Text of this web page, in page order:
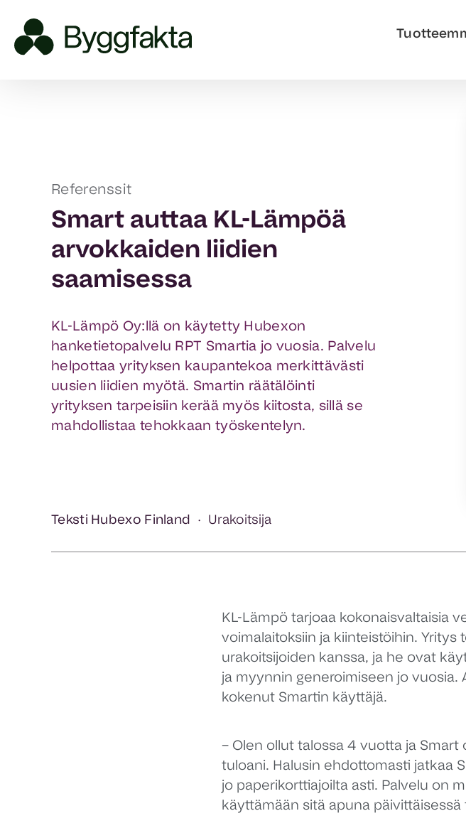
Referenssit
Smart auttaa KL-Lämpöä
arvokkaiden liidien
saamisessa
KL-Lämpö Oy:llä on käytetty Hubexon
hanketietopalvelu RPT Smartia jo vuosia. Palvelu
helpottaa yrityksen kaupantekoa merkittävästi
uusien liidien myötä. Smartin räätälöinti
yrityksen tarpeisiin kerää myös kiitosta, sillä se
mahdollistaa tehokkaan työskentelyn.
Teksti Hubexo Finland Urakoitsija
KL-Lämpö tarjoaa kokonaisvaltaisia
voimalaitoksiin ja kiinteistöihin. Yritys
urakoitsijoiden kanssa, ja he ovat
ja myynnin generoimiseen jo vuosia.
kokenut Smartin käyttäjä.
– Olen ollut talossa 4 vuotta ja
tuloani. Halusin ehdottomasti jatkaa
jo paperikorttiajoilta asti. Palvelu on
käyttämään sitä apuna päivittäisessä